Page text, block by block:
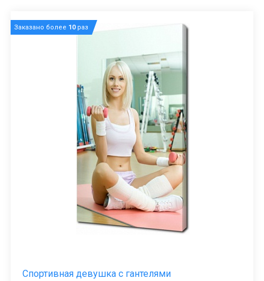
Заказано более 10раз
Спортивная девушка с гантелями